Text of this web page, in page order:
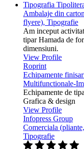
Tipografia
Ambalaje din
flyere), Tipografie
Am inceput
tipar Hamada de
dimensiuni.
View Profile
Roprint
Echipamente
Multifunctionale-
Echipamente de
Grafica & design
View Profile
Infopress Group
Comerciala
Tipografie